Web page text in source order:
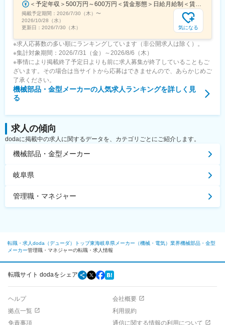
＜予定年収＞500万円～600万円＜賃金形態＞日給月給制＜賃金内訳＞月額（基本給）：300,000円～350,000円/月21日間勤務想定＜想定月額＞300,000円～350,000円＜昇給有無＞有＜残業手当＞有＜給与補足＞※別途、諸手当（一律）を支給※給与詳細は経験・能力を考慮のうえ決定■昇給：年1回■賞与：年2回 前年実績3.5カ月賃金はあくまでも目安の金額であり、選考を通じて上下する可能性があります。月給(月額)は固定手当を含めた表記です。
掲載予定期間： 2026/7/30（木） 〜
2026/10/28（水）
更新日： 2026/7/30（木） 気になる
※求人応募数の多い順にランキングしています（非公開求人は除く）。
※集計対象期間：2026/7/31（金）～2026/8/6（木）
※事情により掲載終了予定日よりも前に求人募集が終了していることもご
ざいます。その場合は当サイトから応募はできませんので、あらかじめご
了承ください。
機械部品・金型メーカーの人気求人ランキングを詳しく見
る
求人の傾向
dodaに掲載中の求人に関するデータを、カテゴリごとにご紹介します。
機械部品・金型メーカー
岐阜県
管理職・マネジャー
転職・求人doda（デューダ）トップ東海岐阜県 メーカー（機械・電気）業界機械部品・金型
メーカー管理職・マネジャーの転職・求人情報
転職サイト dodaをシェア
ヘルプ
会社概要
拠点一覧
利用規約
免責事項
通信に関する情報の利用について